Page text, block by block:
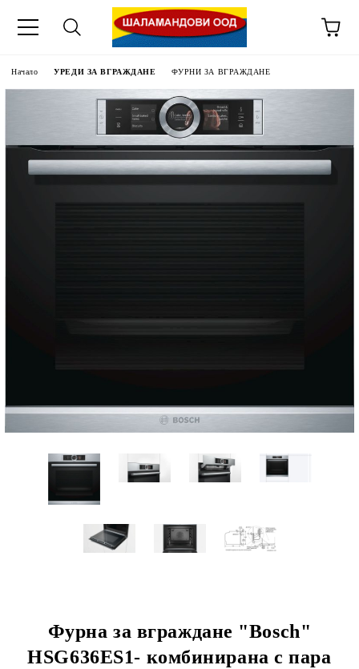
Начало УРЕДИ ЗА ВГРАЖДАНЕ ФУРНИ ЗА ВГРАЖДАНЕ
Фурнa за вграждане "Bosch"
HSG636ES1- комбинирана с пара